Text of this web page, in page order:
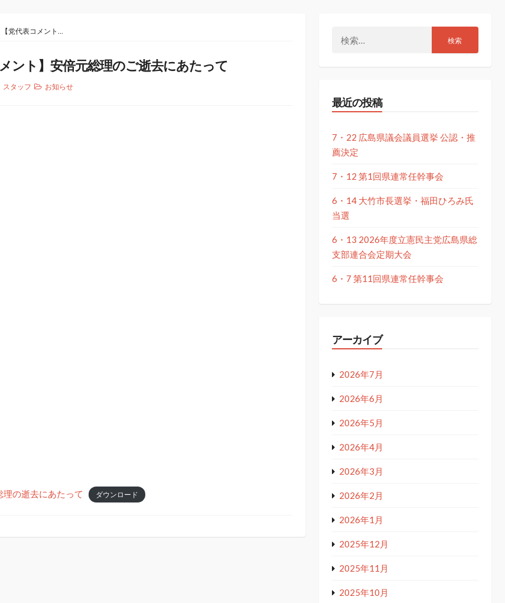
【党代表コメント…
メント】安倍元総理のご逝去にあたって
スタッフ お知らせ
の逝去にあたって ダウンロード
最近の投稿
7・22 広島県議会議員選挙 公認・推
薦決定
7・12 第1回県連常任幹事会
6・14 大竹市長選挙・福田ひろみ氏
当選
6・13 2026年度立憲民主党広島県総
支部連合会定期大会
6・7 第11回県連常任幹事会
アーカイブ
2026年7月
2026年6月
2026年5月
2026年4月
2026年3月
2026年2月
2026年1月
2025年12月
2025年11月
2025年10月